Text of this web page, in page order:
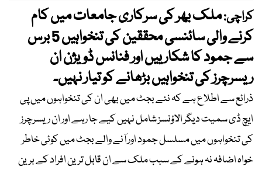
کراچی:ملک بھر کی سرکاری جامعات میں کام
کرنے والی سائنسی محققین کی تنخواہیں 5 برس
سے جمود کا شکار ییں اور فنانس ڈویژن ان
ریسرچرز کی تنخواہیں بڑھانے کو تیار نہیں۔
ذرائع سے اطلاع ہے کہ نئے بجٹ میں بھی ان کی تنخواہوں میں پی
ایچ ڈی سمیت دیگر الاؤنسز شامل نہیں کیے جا رہے اور ان ریسرچرز
کی تنخواہوں میں مسلسل جمود اور آنے والے بجٹ میں کوئی خاطر
خواہ اضافہ نہ ہونے کے سبب ملک سے ان قابل ترین افراد کے برین